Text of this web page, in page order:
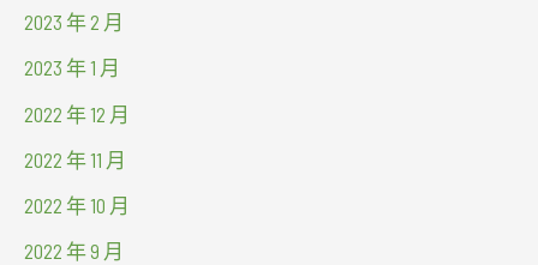
2023 年 2 月
2023 年 1 月
2022 年 12 月
2022 年 11 月
2022 年 10 月
2022 年 9 月